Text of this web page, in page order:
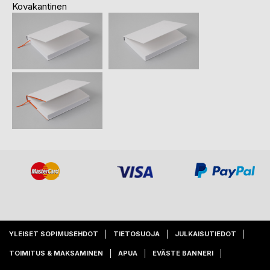
Kovakantinen
YLEISET SOPIMUSEHDOT TIETOSUOJA JULKAISUTIEDOT
TOIMITUS & MAKSAMINEN APUA EVÄSTE BANNERI